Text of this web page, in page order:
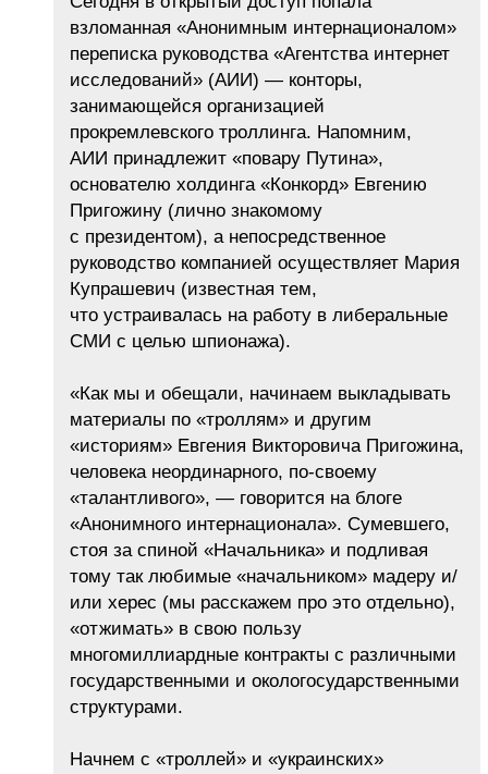
взломанная «Анонимным интернационалом»
переписка руководства «Агентства интернет
исследований» (АИИ) — конторы,
занимающейся организацией
прокремлевского троллинга. Напомним,
АИИ принадлежит «повару Путина»,
основателю холдинга «Конкорд» Евгению
Пригожину (лично знакомому
с президентом), а непосредственное
руководство компанией осуществляет Мария
Купрашевич (известная тем,
что устраивалась на работу в либеральные
СМИ с целью шпионажа).
«Как мы и обещали, начинаем выкладывать
материалы по «троллям» и другим
«историям» Евгения Викторовича Пригожина,
человека неординарного, по-своему
«талантливого», — говорится на блоге
«Анонимного интернационала». Сумевшего,
стоя за спиной «Начальника» и подливая
тому так любимые «начальником» мадеру и/
или херес (мы расскажем про это отдельно),
«отжимать» в свою пользу
многомиллиардные контракты с различными
государственными и окологосударственными
структурами.
Начнем с «троллей» и «украинских»